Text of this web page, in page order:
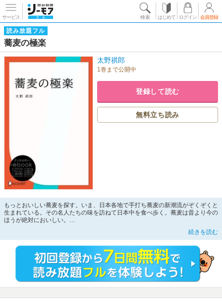
サービス 検索 はじめて ログイン 会員登録
読み放題フル
蕎麦の極楽
太野祺郎
1巻まで公開中
登録して読む
無料立ち読み
もっとおいしい蕎麦を探す。いま、日本各地で手打ち蕎麦の新潮流がぞくぞくと
生まれている。その名人たちの味を訪ねて日本中を食べ歩く。蕎麦は昔より今の
ほうが絶対においしい。
続きを読む